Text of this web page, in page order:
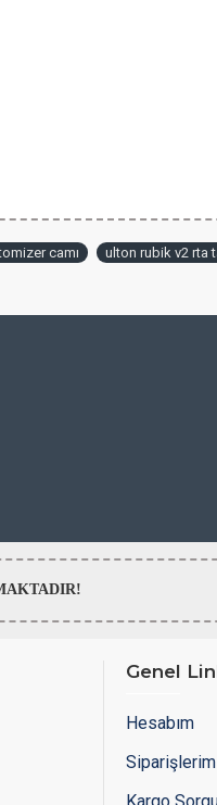
camı ulton rubik v2 rta
Genel
Hesabım
Siparişlerim